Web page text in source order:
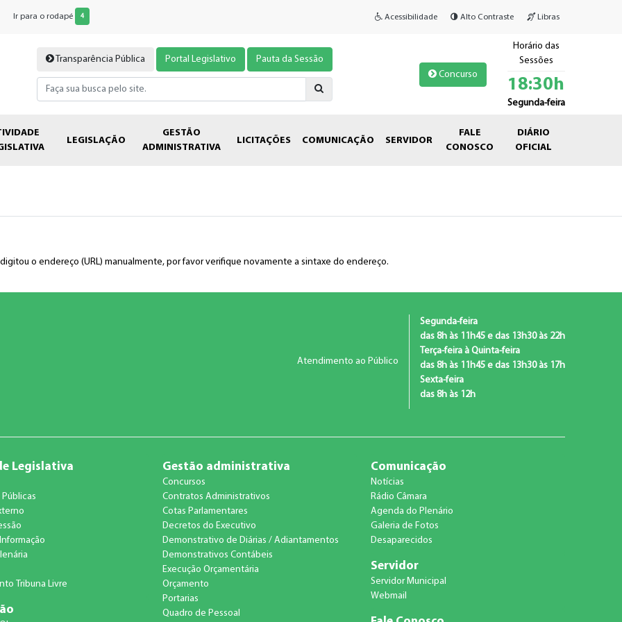
Ir para o rodapé 4 Acessibilidade Alto Contraste Libras
Transparência Pública Portal Legislativo
Pauta da Sessão
Concurso
Horário das
Sessões
18:30h
Segunda-feira
LEGISLAÇÃO
GESTÃO
ADMINISTRATIVA
LICITAÇÕES COMUNICAÇÃO SERVIDOR
FALE
CONOSCO
DIÁRIO
OFICIAL
o endereço (URL) manualmente, por favor verifique novamente a sintaxe do endereço.
Atendimento ao Público
Segunda-feira
das 8h às 11h45 e das 13h30 às 22h
Terça-feira à Quinta-feira
das 8h às 11h45 e das 13h30 às 17h
Sexta-feira
das 8h às 12h
Legislativa
Tribuna Livre
Gestão administrativa
Concursos
Contratos Administrativos
Cotas Parlamentares
Decretos do Executivo
Demonstrativo de Diárias / Adiantamentos
Demonstrativos Contábeis
Execução Orçamentária
Orçamento
Portarias
Quadro de Pessoal
Comunicação
Notícias
Rádio Câmara
Agenda do Plenário
Galeria de Fotos
Desaparecidos
Servidor
Servidor Municipal
Webmail